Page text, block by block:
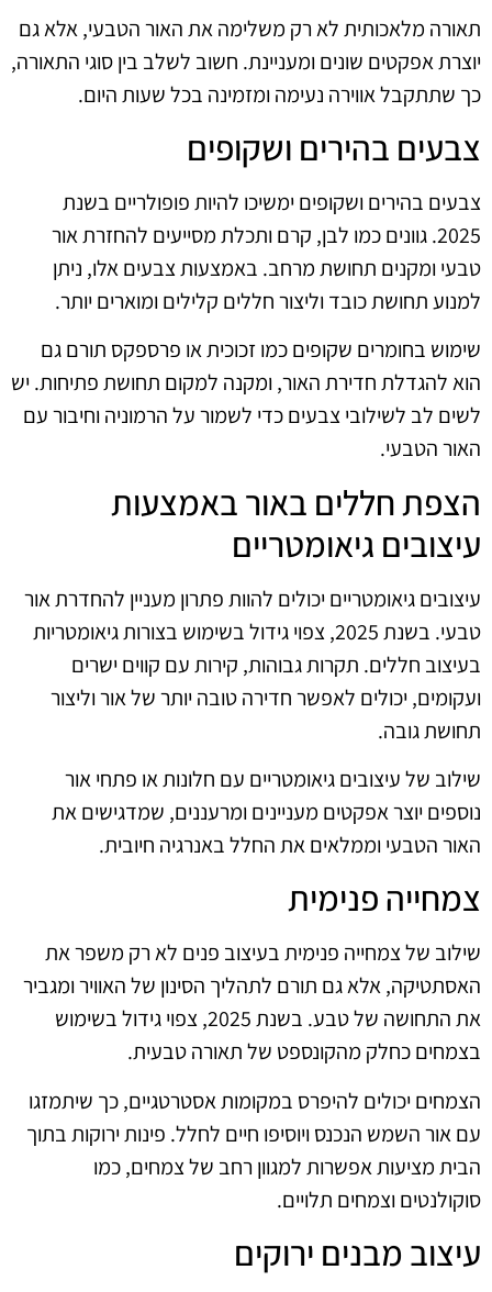
תאורה מלאכותית לא רק משלימה את האור הטבעי, אלא גם
יוצרת אפקטים שונים ומעניינת. חשוב לשלב בין סוגי התאורה,
כך שתתקבל אווירה נעימה ומזמינה בכל שעות היום.
צבעים בהירים ושקופים
צבעים בהירים ושקופים ימשיכו להיות פופולריים בשנת
2025. גוונים כמו לבן, קרם ותכלת מסייעים להחזרת אור
טבעי ומקנים תחושת מרחב. באמצעות צבעים אלו, ניתן
למנוע תחושת כובד וליצור חללים קלילים ומוארים יותר.
שימוש בחומרים שקופים כמו זכוכית או פרספקס תורם גם
הוא להגדלת חדירת האור, ומקנה למקום תחושת פתיחות. יש
לשים לב לשילובי צבעים כדי לשמור על הרמוניה וחיבור עם
האור הטבעי.
הצפת חללים באור באמצעות
עיצובים גיאומטריים
עיצובים גיאומטריים יכולים להוות פתרון מעניין להחדרת אור
טבעי. בשנת 2025, צפוי גידול בשימוש בצורות גיאומטריות
בעיצוב חללים. תקרות גבוהות, קירות עם קווים ישרים
ועקומים, יכולים לאפשר חדירה טובה יותר של אור וליצור
תחושת גובה.
שילוב של עיצובים גיאומטריים עם חלונות או פתחי אור
נוספים יוצר אפקטים מעניינים ומרעננים, שמדגישים את
האור הטבעי וממלאים את החלל באנרגיה חיובית.
צמחייה פנימית
שילוב של צמחייה פנימית בעיצוב פנים לא רק משפר את
האסתטיקה, אלא גם תורם לתהליך הסינון של האוויר ומגביר
את התחושה של טבע. בשנת 2025, צפוי גידול בשימוש
בצמחים כחלק מהקונספט של תאורה טבעית.
הצמחים יכולים להיפרס במקומות אסטרטגיים, כך שיתמזגו
עם אור השמש הנכנס ויוסיפו חיים לחלל. פינות ירוקות בתוך
הבית מציעות אפשרות למגוון רחב של צמחים, כמו
סוקולנטים וצמחים תלויים.
עיצוב מבנים ירוקים